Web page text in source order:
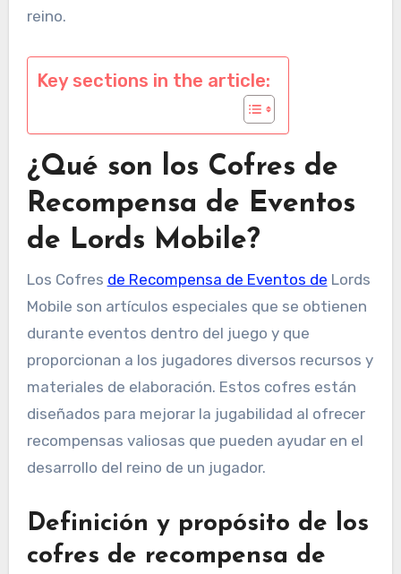
reino.
Key sections in the article:
¿Qué son los Cofres de
Recompensa de Eventos
de Lords Mobile?
Los Cofres de Recompensa de Eventos de Lords
Mobile son artículos especiales que se obtienen
durante eventos dentro del juego y que
proporcionan a los jugadores diversos recursos y
materiales de elaboración. Estos cofres están
diseñados para mejorar la jugabilidad al ofrecer
recompensas valiosas que pueden ayudar en el
desarrollo del reino de un jugador.
Definición y propósito de los
cofres de recompensa de